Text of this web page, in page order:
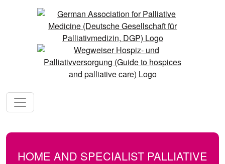
HOME AND SPECIALIST PALLIATIVE